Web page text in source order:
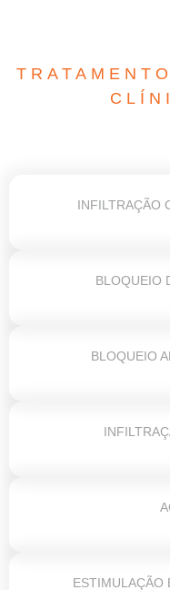
INFILTRAÇÃO
BLOQUEIO
BLOQUEIO
ESTIMULAÇÃO